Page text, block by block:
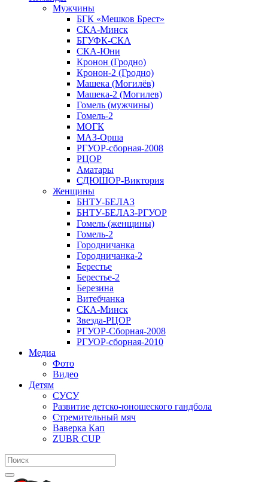
Мужчины
БГК «Мешков Брест»
СКА-Минск
БГУФК-СКА
СКА-Юни
Кронон (Гродно)
Кронон-2 (Гродно)
Машека (Могилёв)
Машека-2 (Могилев)
Гомель (мужчины)
Гомель-2
МОГК
МАЗ-Орша
РГУОР-сборная-2008
РЦОР
Аматары
СДЮШОР-Виктория
Женщины
БНТУ-БЕЛАЗ
БНТУ-БЕЛАЗ-РГУОР
Гомель (женщины)
Гомель-2
Городничанка
Городничанка-2
Берестье
Берестье-2
Березина
Витебчанка
СКА-Минск
Звезда-РЦОР
РГУОР-Сборная-2008
РГУОР-сборная-2010
Медиа
Фото
Видео
Детям
СУСУ
Развитие детско-юношеского гандбола
Стремительный мяч
Ваверка Кап
ZUBR CUP